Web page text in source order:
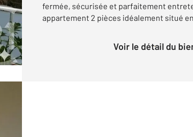
fermée, sécurisée et parfaitement
appartement 2 pièces idéalement situé
Voir le détail du